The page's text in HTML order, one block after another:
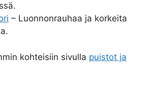
– Luonnonrauhaa ja korkeita
kohteisiin sivulla puistot ja